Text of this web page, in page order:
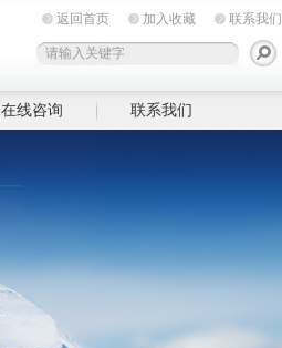
返回首页 加入收藏 联系我们
在线咨询 联系我们